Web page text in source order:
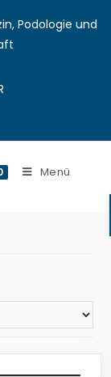
Podologie und
Menü